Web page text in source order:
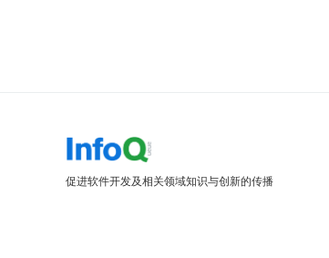
促进软件开发及相关领域知识与创新的传播